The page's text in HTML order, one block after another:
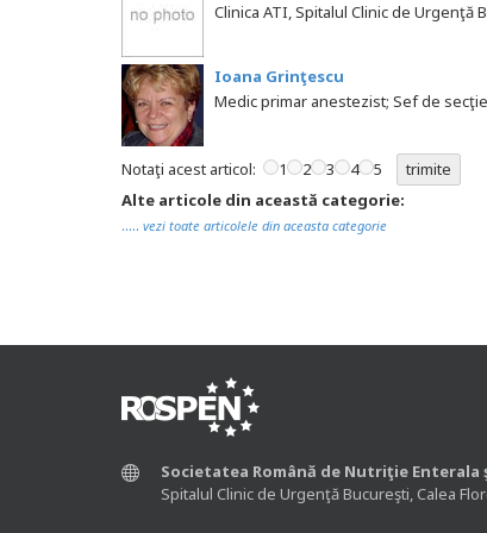
Clinica ATI, Spitalul Clinic de Urgenţă
Ioana Grinţescu
Medic primar anestezist; Sef de
Notaţi acest articol: 1 2 3 4 5
Alte articole din această categorie:
..... vezi toate articolele din aceasta categorie
Societatea Română de Nutriţie Enterala
Spitalul Clinic de Urgenţă Bucureşti, Calea